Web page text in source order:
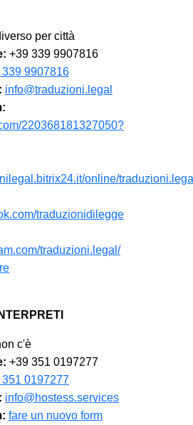
per città
+39 339 9907816
339 9907816
info@traduzioni.legal
220368181327050?
online/
traduzionidilegge
traduzioni.legal/
c'è
+39 351 0197277
351 0197277
info@hostess.services
fare un nuovo form